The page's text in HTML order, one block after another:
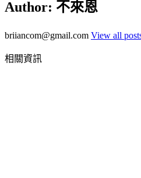
Author: 不來恩
briiancom@gmail.com View all
相關資訊